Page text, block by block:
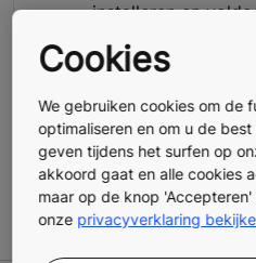
installeren en
recente
geschikt voor
omgevingen
Meer tools
Cookies
We gebruiken cookies om de
optimaliseren en om u de
geven tijdens het surfen op
akkoord gaat en alle cookies
maar op de knop
onze privacyverklaring